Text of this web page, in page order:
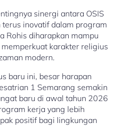
sinergi antara OSIS
terus inovatif dalam program
Rohis diharapkan mampu
karakter religius
modern.
baru ini, besar harapan
1 Semarang semakin
baru di awal tahun 2026
kerja yang lebih
positif bagi lingkungan